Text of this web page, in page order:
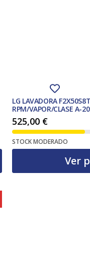
LG LAVADORA
RPM/VAPOR/CLASE A-
525,00 €
STOCK MODERADO
Ver